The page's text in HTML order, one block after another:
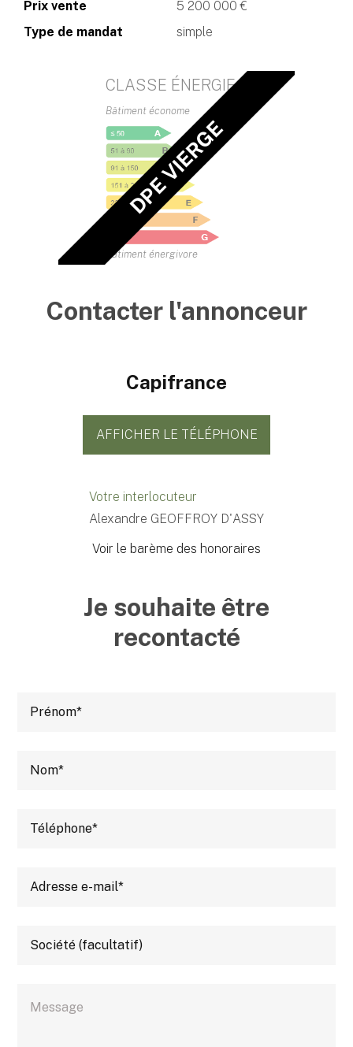
Prix vente
5 200 000 €
Type de mandat
simple
CLASSE ÉNERGIE
Bâtiment économe
Bâtiment énergivore
DPE VIERGE
Contacter l'annonceur
Capifrance
AFFICHER LE TÉLÉPHONE
Votre interlocuteur
Alexandre GEOFFROY D'ASSY
Voir le barème des honoraires
Je souhaite être
recontacté